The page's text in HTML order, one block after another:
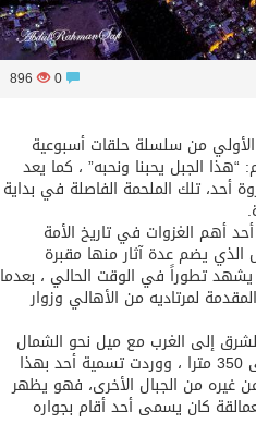
896
المنورة عاصمة السياحة الإسلامية 2017” في حلقته الأولي من سلسلة حلقات أسبوعية
الجبل يحبنا ونحبه” ، كما يعد
أحد، تلك الملحمة الفاصلة في بداية
أهم الغزوات في تاريخ الأمة
الذي يضم عدة آثار منها مقبرة
الذي يشهد تطوراً في الوقت الحالي ، بعدما
لمرتاديه من الأهالي وزوار
إلى الغرب مع ميل نحو الشمال
من المدينة المنورة بطول سبعة كيلو مترات وعرض ما بين 2 إلى 3 كيلو مترات، وارتفاع يصل إلى 350 مترا ، ووردت تسمية أحد بهذا
غيره من الجبال الأخرى، فهو يظهر
كان يسمى أحد أقام بجواره